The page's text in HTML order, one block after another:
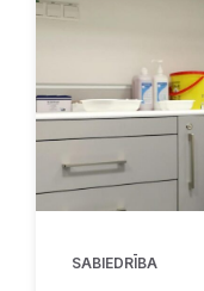
SABIEDRĪBA